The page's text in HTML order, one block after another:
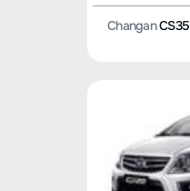
ChanganCS35